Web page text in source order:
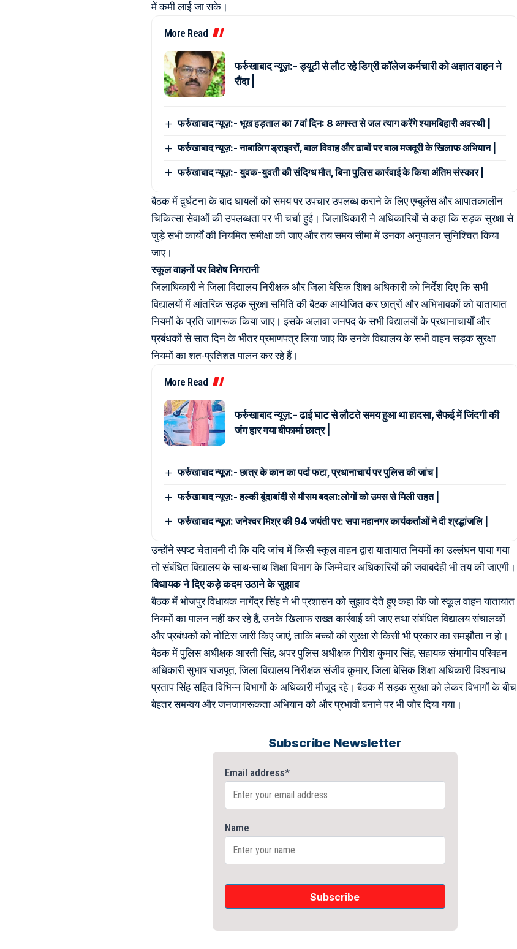
में कमी लाई जा सके।
More Read
फर्रुखाबाद न्यूज़:- ड्यूटी से लौट रहे डिग्री कॉलेज कर्मचारी को अज्ञात वाहन ने
रौंदा |
फर्रुखाबाद न्यूज़:- भूख हड़ताल का 7वां दिन: 8 अगस्त से जल त्याग करेंगे श्यामबिहारी अवस्थी |
फर्रुखाबाद न्यूज़:- नाबालिग ड्राइवरों, बाल विवाह और ढाबों पर बाल मजदूरी के खिलाफ अभियान |
फर्रुखाबाद न्यूज़:- युवक-युवती की संदिग्ध मौत, बिना पुलिस कार्रवाई के किया अंतिम संस्कार |
बैठक में दुर्घटना के बाद घायलों को समय पर उपचार उपलब्ध कराने के लिए एम्बुलेंस और आपातकालीन
चिकित्सा सेवाओं की उपलब्धता पर भी चर्चा हुई। जिलाधिकारी ने अधिकारियों से कहा कि सड़क सुरक्षा से
जुड़े सभी कार्यों की नियमित समीक्षा की जाए और तय समय सीमा में उनका अनुपालन सुनिश्चित किया
जाए।
स्कूल वाहनों पर विशेष निगरानी
जिलाधिकारी ने जिला विद्यालय निरीक्षक और जिला बेसिक शिक्षा अधिकारी को निर्देश दिए कि सभी
विद्यालयों में आंतरिक सड़क सुरक्षा समिति की बैठक आयोजित कर छात्रों और अभिभावकों को यातायात
नियमों के प्रति जागरूक किया जाए। इसके अलावा जनपद के सभी विद्यालयों के प्रधानाचार्यों और
प्रबंधकों से सात दिन के भीतर प्रमाणपत्र लिया जाए कि उनके विद्यालय के सभी वाहन सड़क सुरक्षा
नियमों का शत-प्रतिशत पालन कर रहे हैं।
More Read
फर्रुखाबाद न्यूज़:- ढाई घाट से लौटते समय हुआ था हादसा, सैफई में जिंदगी की
जंग हार गया बीफार्मा छात्र |
फर्रुखाबाद न्यूज़:- छात्र के कान का पर्दा फटा, प्रधानाचार्य पर पुलिस की जांच |
फर्रुखाबाद न्यूज़:- हल्की बूंदाबांदी से मौसम बदला:लोगों को उमस से मिली राहत |
फर्रुखाबाद न्यूज़: जनेश्वर मिश्र की 94 जयंती पर: सपा महानगर कार्यकर्ताओं ने दी श्रद्धांजलि |
उन्होंने स्पष्ट चेतावनी दी कि यदि जांच में किसी स्कूल वाहन द्वारा यातायात नियमों का उल्लंघन पाया गया
तो संबंधित विद्यालय के साथ-साथ शिक्षा विभाग के जिम्मेदार अधिकारियों की जवाबदेही भी तय की जाएगी।
विधायक ने दिए कड़े कदम उठाने के सुझाव
बैठक में भोजपुर विधायक नागेंद्र सिंह ने भी प्रशासन को सुझाव देते हुए कहा कि जो स्कूल वाहन यातायात
नियमों का पालन नहीं कर रहे हैं, उनके खिलाफ सख्त कार्रवाई की जाए तथा संबंधित विद्यालय संचालकों
और प्रबंधकों को नोटिस जारी किए जाएं, ताकि बच्चों की सुरक्षा से किसी भी प्रकार का समझौता न हो।
बैठक में पुलिस अधीक्षक आरती सिंह, अपर पुलिस अधीक्षक गिरीश कुमार सिंह, सहायक संभागीय परिवहन
अधिकारी सुभाष राजपूत, जिला विद्यालय निरीक्षक संजीव कुमार, जिला बेसिक शिक्षा अधिकारी विश्वनाथ
प्रताप सिंह सहित विभिन्न विभागों के अधिकारी मौजूद रहे। बैठक में सड़क सुरक्षा को लेकर विभागों के बीच
बेहतर समन्वय और जनजागरूकता अभियान को और प्रभावी बनाने पर भी जोर दिया गया।
Subscribe Newsletter
Email address*
Name